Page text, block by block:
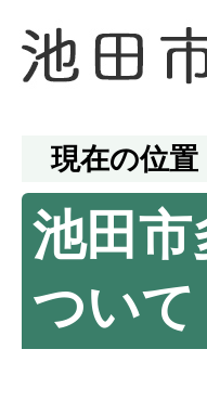
現在の位置
池田
ついて